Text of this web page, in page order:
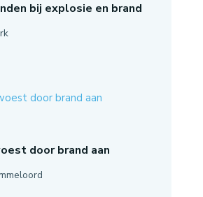
bij explosie en brand
door brand aan